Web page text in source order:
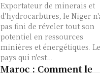
Exportateur de minerais et
d'hydrocarbures, le Niger
pas fini de réveler tout son
potentiel en ressources
minières et énergétiques. Le
pays qui n'est...
Maroc : Comment le